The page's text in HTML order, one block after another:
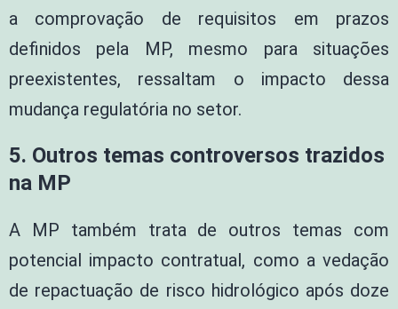
a comprovação de requisitos em prazos
definidos pela MP, mesmo para situações
preexistentes, ressaltam o impacto dessa
mudança regulatória no setor.
5. Outros temas controversos trazidos
na MP
A MP também trata de outros temas com
potencial impacto contratual, como a vedação
de repactuação de risco hidrológico após doze